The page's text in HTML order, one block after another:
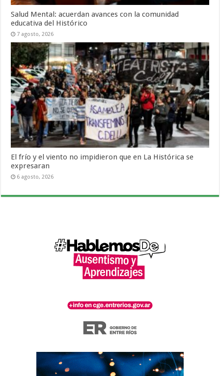
Salud Mental: acuerdan avances con la comunidad
educativa del Histórico
7 agosto, 2026
El frío y el viento no impidieron que en La Histórica se
expresaran
6 agosto, 2026